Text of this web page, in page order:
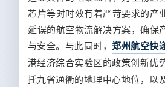
芯片等对时效有着严苛要求的产
延误的航空物流解决方案，确保
与安全。与此同时，郑州航空快
港经济综合实验区的政策创新优势
托九省通衢的地理中心地位，以